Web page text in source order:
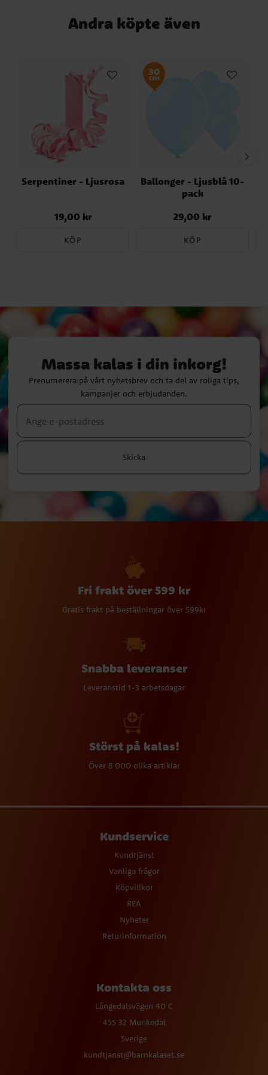
Andra köpte även
Serpentiner - Ljusrosa
Pris:19,00 kr
19,00 kr
KÖP
Ballonger - Ljusblå 10-
pack
Pris:29,00 kr
29,00 kr
KÖP
Massa kalas i din inkorg!
Prenumerera på vårt nyhetsbrev och ta del av roliga tips,
kampanjer och erbjudanden.
Skicka
Fri frakt över 599 kr
Gratis frakt på beställningar över 599kr
Snabba leveranser
Leveranstid 1-3 arbetsdagar
Störst på kalas!
Över 8 000 olika artiklar
Kundservice
Kundtjänst
Vanliga frågor
Köpvillkor
REA
Nyheter
Returinformation
Kontakta oss
Långedalsvägen 40 C
455 32 Munkedal
Sverige
kundtjanst@barnkalaset.se